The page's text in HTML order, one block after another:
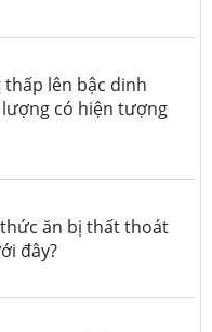
lên bậc dinh
có hiện tượng
ăn bị thất thoát
đây?